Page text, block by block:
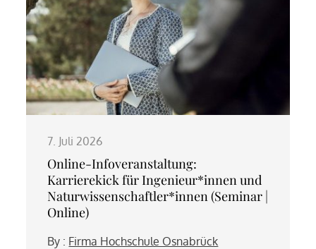
7. Juli 2026
Online-Infoveranstaltung:
Karrierekick für Ingenieur*innen und
Naturwissenschaftler*innen (Seminar |
Online)
By : Firma Hochschule Osnabrück